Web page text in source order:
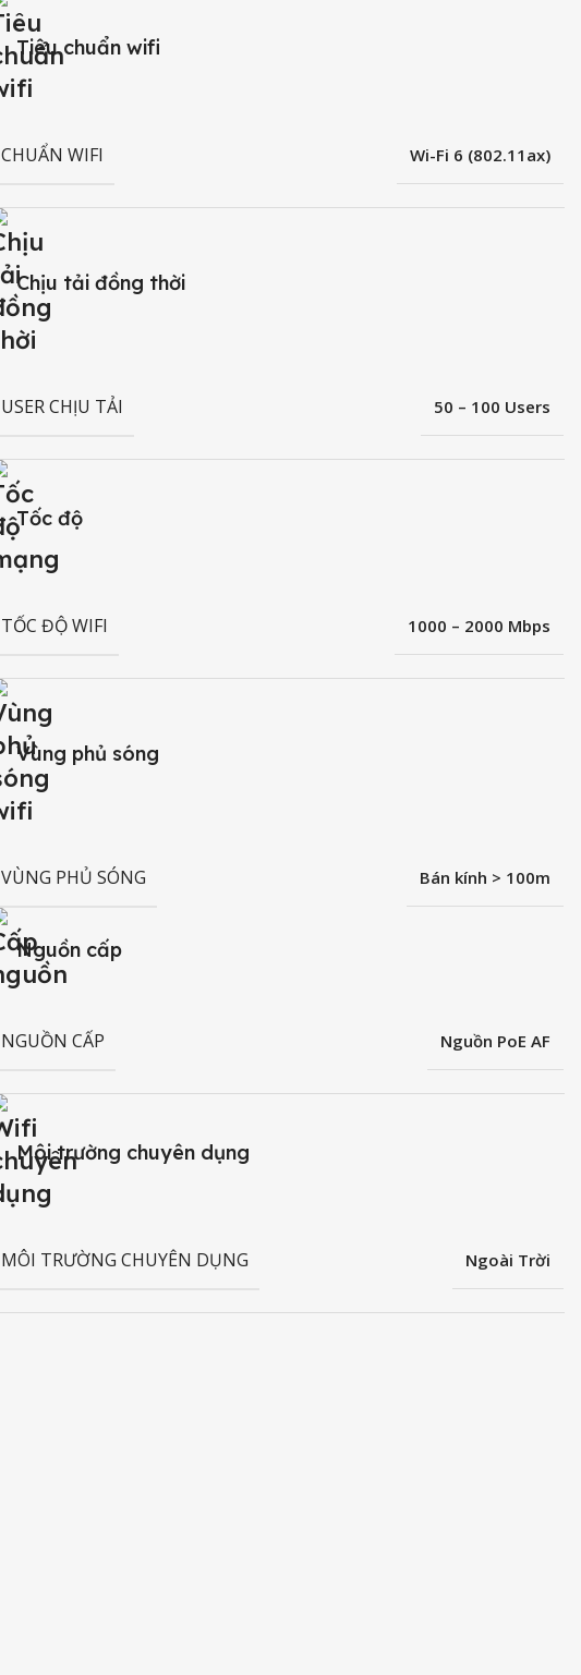
Tiêu chuẩn wifi
CHUẨN WIFI Wi-Fi 6 (802.11ax)
Môi trường chuyên dụng
MÔI TRƯỜNG CHUYÊN DỤNG Ngoài Trời
Chịu tải đồng thời
USER CHỊU TẢI 50 – 100 Users
Tốc độ
TỐC ĐỘ WIFI 1000 – 2000 Mbps
Vùng phủ sóng
VÙNG PHỦ SÓNG Bán kính > 100m
Nguồn cấp
NGUỒN CẤP Nguồn PoE AF